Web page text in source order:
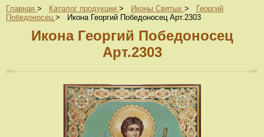
Главная > Каталог продукции > Иконы Святых >
Георгий
Победоносец > Икона Георгий Победоносец Арт.2303
Икона Георгий Победоносец
Арт.2303